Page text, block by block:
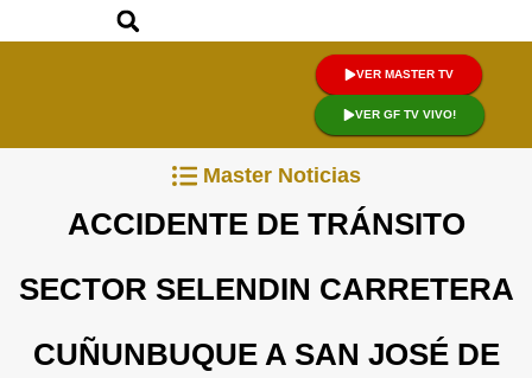
VER MASTER TV
VER GF TV VIVO!
Master Noticias
ACCIDENTE DE TRÁNSITO
SECTOR SELENDIN CARRETERA
CUÑUNBUQUE A SAN JOSÉ DE